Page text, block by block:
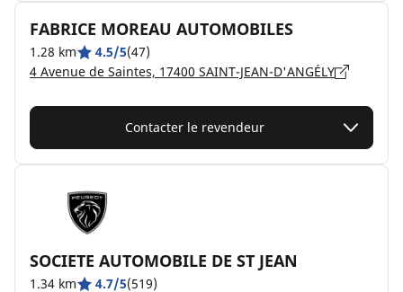
FABRICE MOREAU AUTOMOBILES
1.28 km 4.5/5(47)
4 Avenue de Saintes, 17400 SAINT-JEAN-D'ANGÉLY
Contacter le revendeur
SOCIETE AUTOMOBILE DE ST JEAN
1.34 km 4.7/5(519)